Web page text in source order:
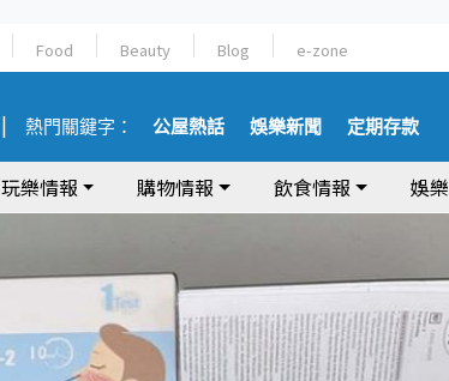
Food Beauty Blog e-zone
熱門關鍵字： 公屋熱話 娛樂新聞 定期存款
玩樂情報 購物情報 飲食情報 娛樂